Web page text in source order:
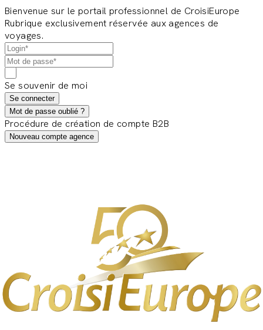
Bienvenue sur le portail professionnel de CroisiEurope
Rubrique exclusivement réservée aux agences de
voyages.
Se souvenir de moi
Se connecter
Mot de passe oublié ?
Procédure de création de compte B2B
Nouveau compte agence